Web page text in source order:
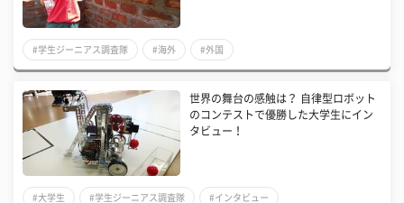
#学生ジーニアス調査隊 #海外 #外国
世界の舞台の感触は？ 自律型ロボット
のコンテストで優勝した大学生にイン
タビュー！
#大学生 #学生ジーニアス調査隊 #インタビュー